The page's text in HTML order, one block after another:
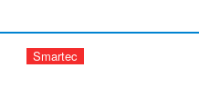
Smartec